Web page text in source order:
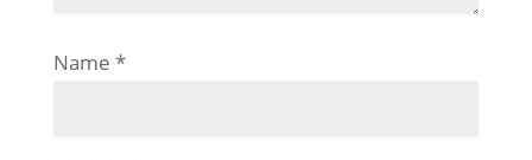
Name *